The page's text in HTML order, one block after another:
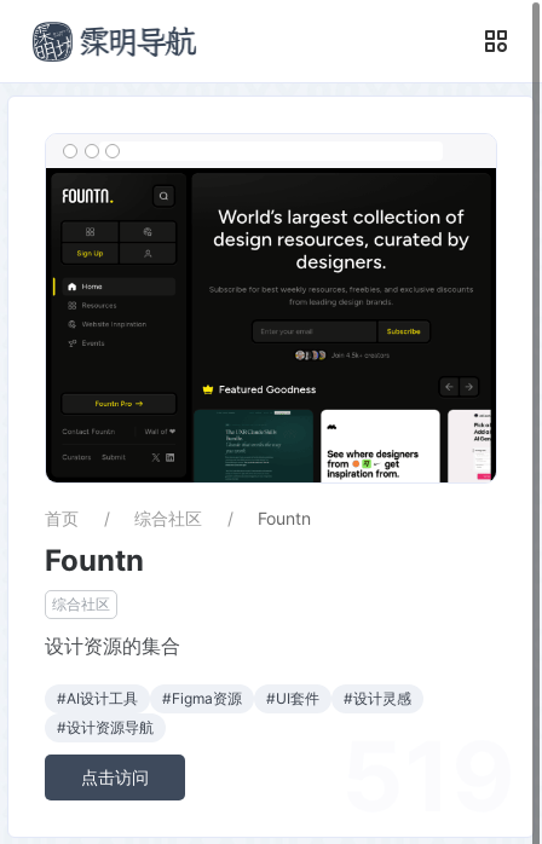
首页 综合社区 Fountn
Fountn
综合社区
设计资源的集合
#AI设计工具 #Figma资源 #UI套件
#设计灵感
#设计资源导航
点击访问